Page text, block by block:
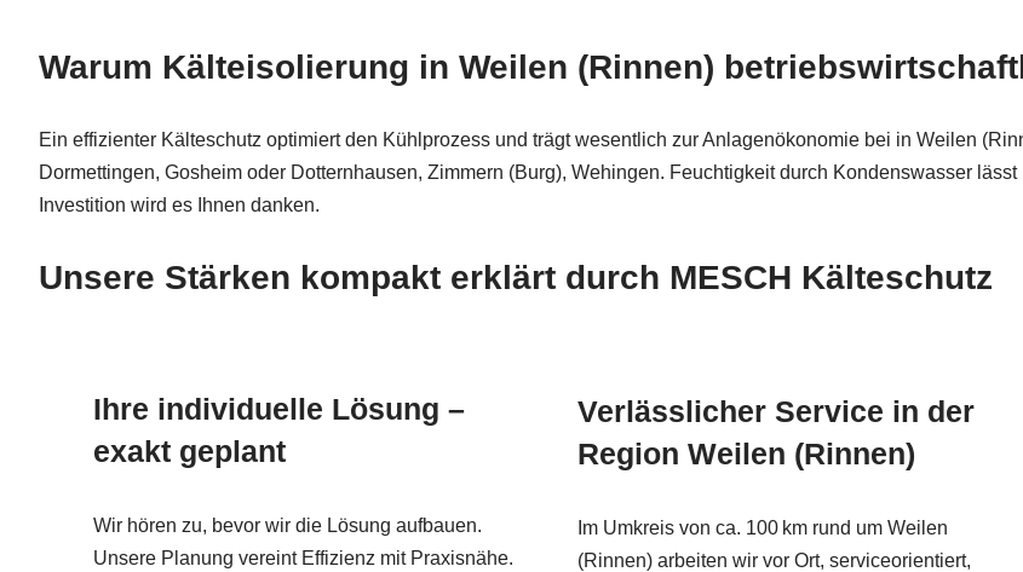
Warum Kälteisolierung in Weilen (Rinnen)
Ein effizienter Kälteschutz optimiert den Kühlprozess und trägt wesentlich zur Anlagenökonomie bei in Weilen
Dormettingen, Gosheim oder Dotternhausen, Zimmern (Burg), Wehingen. Feuchtigkeit durch Kondenswasser
Investition wird es Ihnen danken.
Unsere Stärken kompakt erklärt durch MESCH Kälteschutz
Ihre individuelle Lösung –
exakt geplant
Wir hören zu, bevor wir die Lösung aufbauen.
Unsere Planung vereint Effizienz mit Praxisnähe.
Verlässlicher Service in der
Region Weilen (Rinnen)
Im Umkreis von ca. 100 km rund um Weilen
(Rinnen) arbeiten wir vor Ort, serviceorientiert,